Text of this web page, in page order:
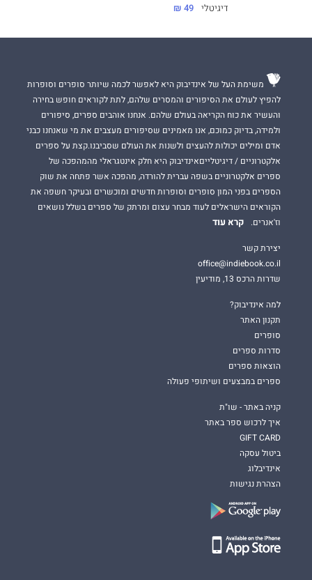
דיגיטלי 49 ₪
משימת העל של אינדיבוק היא לאפשר לכמה שיותר סופרים וסופרות
להפיץ לעולם את הסיפורים והמסרים שלהם, לתת לקוראים חופש בחירה
והעשיר את כוח הקריאה בעולם שלהם. אנחנו אוהבים ספרים, סיפורים
ולמידה, בדיוק כמוכם, אנו מאמינים שסיפורים מעצבים את מי שאנחנו כבני
אדם ומילים יכולות להעצים ולשנות את העולם שסביבנו.קצת על ספרים
אלקטרוניים / דיגיטלייםאינדיבוק היא חלק אינטגראלי מהמהפכה של
ספרים אלקטרוניים בשפה עברית להורדה, מהפכה אשר פתחה את שוק
הספרים בפני המון סופרים וסופרות חדשים ומוכשרים ובעיקר חשפה את
הקוראים הישראלים לעוד מבחר עצום ומרתק של ספרים בשלל נושאים
וז'אנרים.
קרא עוד
יצירת קשר
office@indiebook.co.il
שדרות הרכס 13, מודיעין
למה אינדיבוק?
תקנון האתר
סופרים
סדרות ספרים
הוצאות ספרים
ספרים במבצעים ושיתופי פעולה
קניה באתר - שו"ת
איך לרכוש ספר באתר
GIFT CARD
ביטול עסקה
אינדיבלוג
הצהרת נגישות